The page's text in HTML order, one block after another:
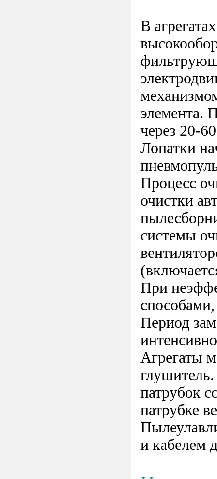
В
элемента.
через 20-
Лопатки
Процесс
очистки
системы
При
Период
Агрегаты
патрубок
патрубке
и кабелем